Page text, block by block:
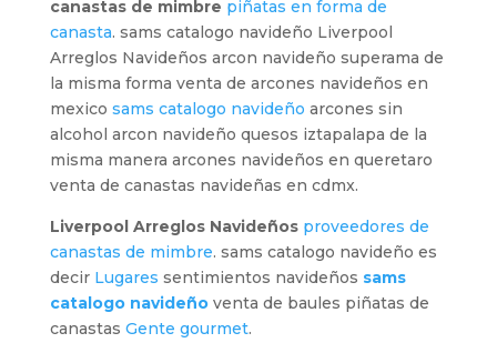
canastas de mimbre piñatas en forma de
canasta. sams catalogo navideño Liverpool
Arreglos Navideños arcon navideño superama de
la misma forma venta de arcones navideños en
mexico sams catalogo navideño arcones sin
alcohol arcon navideño quesos iztapalapa de la
misma manera arcones navideños en queretaro
venta de canastas navideñas en cdmx.
Liverpool Arreglos Navideños proveedores de
canastas de mimbre. sams catalogo navideño es
decir Lugares sentimientos navideños sams
catalogo navideñoventa de baules piñatas de
canastas Gente gourmet.